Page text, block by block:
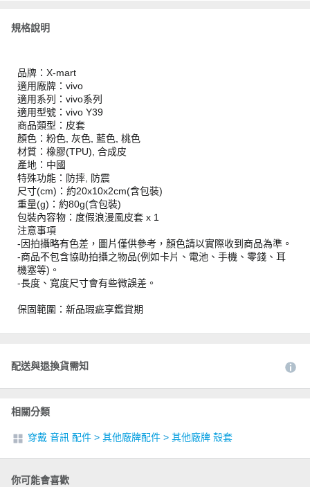
規格說明
品牌：X-mart
適用廠牌：vivo
適用系列：vivo系列
適用型號：vivo Y39
商品類型：皮套
顏色：粉色, 灰色, 藍色, 桃色
材質：橡膠(TPU), 合成皮
產地：中國
特殊功能：防摔, 防震
尺寸(cm)：約20x10x2cm(含包裝)
重量(g)：約80g(含包裝)
包裝內容物：度假浪漫風皮套 x 1
注意事項
-因拍攝略有色差，圖片僅供參考，顏色請以實際收到商品為準。
-商品不包含協助拍攝之物品(例如卡片、電池、手機、零錢、耳
機塞等)。
-長度、寬度尺寸會有些微誤差。
保固範圍：新品瑕疵享鑑賞期
配送與退換貨需知
相關分類
穿戴 音訊 配件 > 其他廠牌配件 > 其他廠牌 殼套
你可能會喜歡